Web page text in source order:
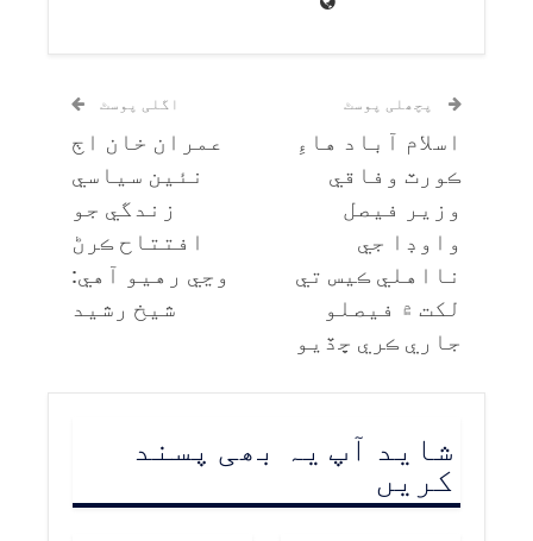
پچھلی پوسٹ
اسلام آباد هاءِ
ڪورٽ وفاقي
وزير فيصل
واوڊا جي
نااهلي ڪيس تي
لکت ۾ فيصلو
جاري ڪري ڇڏيو
اگلی پوسٹ
عمران خان اڄ
نئين سياسي
زندگي جو
افتتاح ڪرڻ
وڃي رهيو آهي:
شيخ رشيد
شاید آپ یہ بھی پسند
کریں